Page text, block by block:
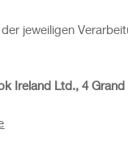
jeweiligen
Ireland Ltd., 4